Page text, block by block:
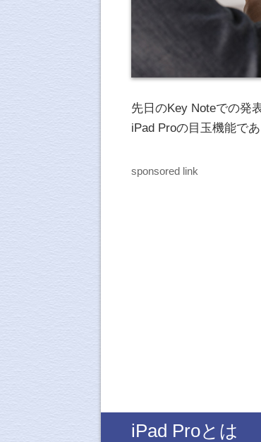
先日のKey Noteでの発
iPad Proの目玉機能で
sponsored link
iPad Proとは